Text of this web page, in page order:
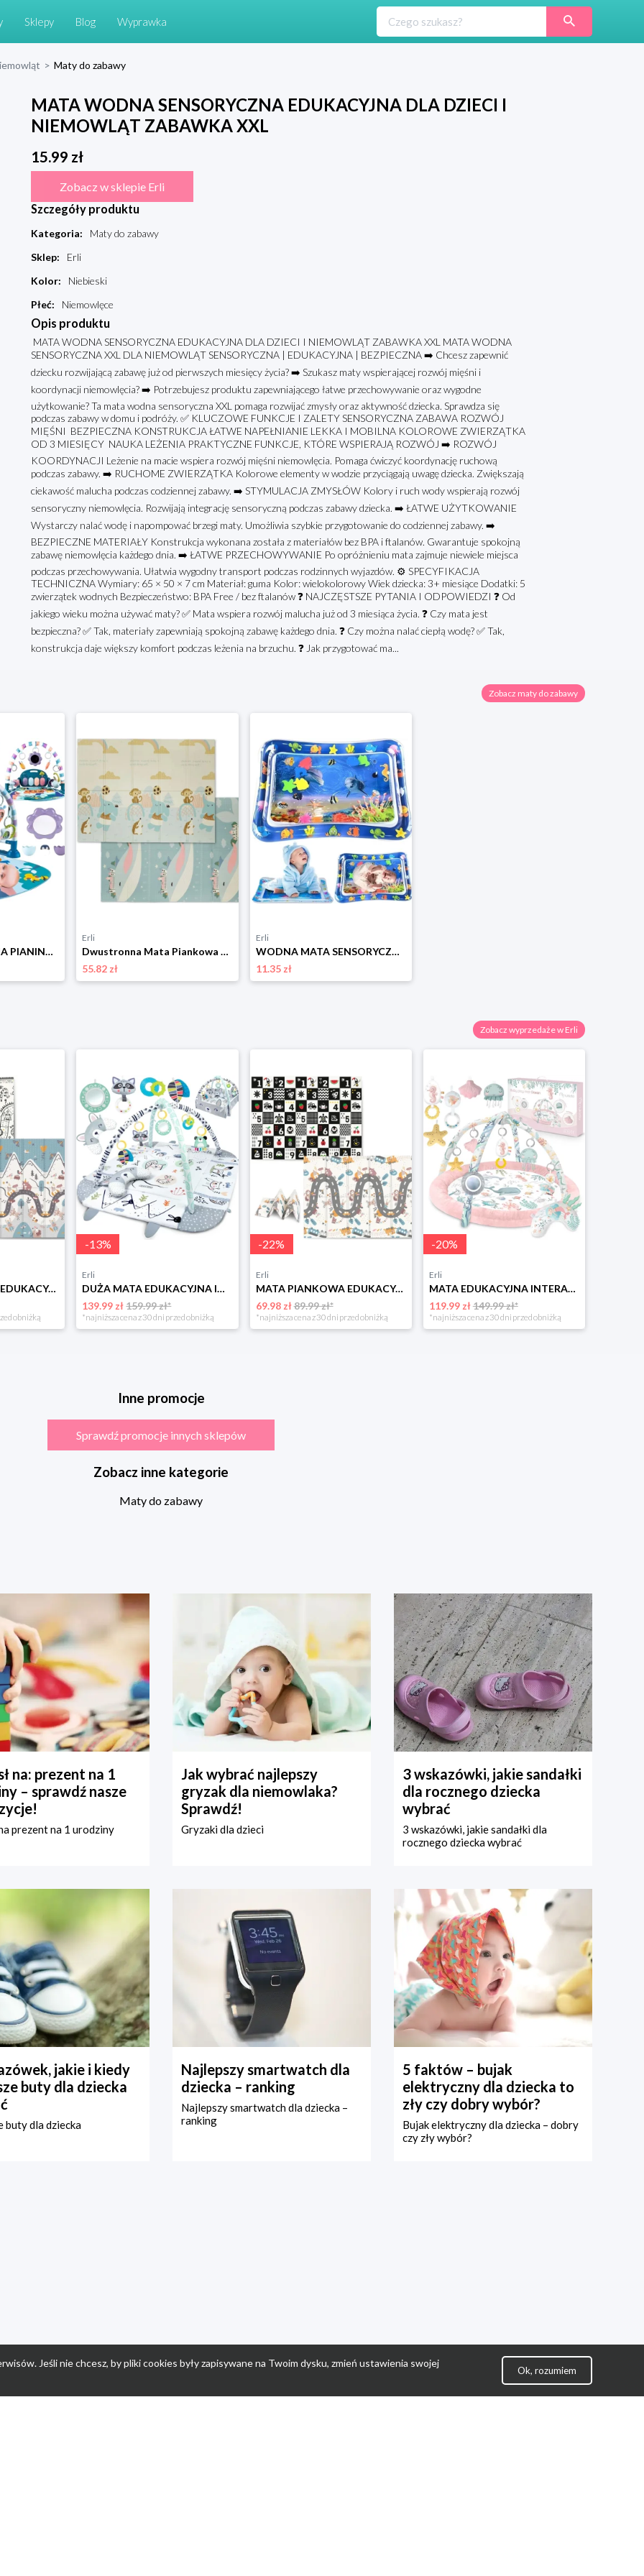
Sklepy Blog Wyprawka
> Maty do zabawy
MATA WODNA SENSORYCZNA EDUKACYJNA DLA DZIECI I
NIEMOWLĄT ZABAWKA XXL
15.99 zł
Zobacz w sklepie Erli
Szczegóły produktu
Kategoria:
Maty do zabawy
Sklep:
Erli
Kolor:
Niebieski
Płeć: Niemowlęce
Opis produktu
MATA WODNA SENSORYCZNA EDUKACYJNA DLA DZIECI I NIEMOWLĄT ZABAWKA XXL MATA WODNA
SENSORYCZNA XXL DLA NIEMOWLĄT SENSORYCZNA | EDUKACYJNA | BEZPIECZNA ➡️ Chcesz zapewnić
dziecku rozwijającą zabawę już od pierwszych miesięcy życia? ➡️ Szukasz maty wspierającej rozwój mięśni i
koordynacji niemowlęcia? ➡️ Potrzebujesz produktu zapewniającego łatwe przechowywanie oraz wygodne
użytkowanie? Ta mata wodna sensoryczna XXL pomaga rozwijać zmysły oraz aktywność dziecka. Sprawdza się
podczas zabawy w domu i podróży. ✅ KLUCZOWE FUNKCJE I ZALETY SENSORYCZNA ZABAWA ROZWÓJ
MIĘŚNI ️ BEZPIECZNA KONSTRUKCJA ŁATWE NAPEŁNIANIE LEKKA I MOBILNA KOLOROWE ZWIERZĄTKA
OD 3 MIESIĘCY ️ NAUKA LEŻENIA PRAKTYCZNE FUNKCJE, KTÓRE WSPIERAJĄ ROZWÓJ ➡️ ROZWÓJ
KOORDYNACJI Leżenie na macie wspiera rozwój mięśni niemowlęcia. Pomaga ćwiczyć koordynację ruchową
podczas zabawy. ➡️ RUCHOME ZWIERZĄTKA Kolorowe elementy w wodzie przyciągają uwagę dziecka. Zwiększają
ciekawość malucha podczas codziennej zabawy. ➡️ STYMULACJA ZMYSŁÓW Kolory i ruch wody wspierają rozwój
sensoryczny niemowlęcia. Rozwijają integrację sensoryczną podczas zabawy dziecka. ➡️ ŁATWE UŻYTKOWANIE
Wystarczy nalać wodę i napompować brzegi maty. Umożliwia szybkie przygotowanie do codziennej zabawy. ➡️
BEZPIECZNE MATERIAŁY Konstrukcja wykonana została z materiałów bez BPA i ftalanów. Gwarantuje spokojną
zabawę niemowlęcia każdego dnia. ➡️ ŁATWE PRZECHOWYWANIE Po opróżnieniu mata zajmuje niewiele miejsca
podczas przechowywania. Ułatwia wygodny transport podczas rodzinnych wyjazdów. ⚙️ SPECYFIKACJA
TECHNICZNA Wymiary: 65 × 50 × 7 cm Materiał: guma Kolor: wielokolorowy Wiek dziecka: 3+ miesiące Dodatki: 5
zwierzątek wodnych Bezpieczeństwo: BPA Free / bez ftalanów ❓ NAJCZĘSTSZE PYTANIA I ODPOWIEDZI ❓ Od
jakiego wieku można używać maty? ✅ Mata wspiera rozwój malucha już od 3 miesiąca życia. ❓ Czy mata jest
bezpieczna? ✅ Tak, materiały zapewniają spokojną zabawę każdego dnia. ❓ Czy można nalać ciepłą wodę? ✅ Tak,
konstrukcja daje większy komfort podczas leżenia na brzuchu. ❓ Jak przygotować ma...
Zobacz maty do zabawy
MATA EDUKACYJNA PIANINO GRZECHOTKI INTERAKTYWNA DLA DZIECI NIEMOWLĄT 0+
Erli
Dwustronna Mata Piankowa Duża 180x120cm Bogato Zdobiona Składana Gruba 1cm
55.82 zł
Erli
WODNA MATA SENSORYCZNA DMUCHANA DLA NIEMOWLĄT DZIECI EDUKACYNA KOLOROWA XXL
11.35 zł
Zobacz wyprzedaże w Erli
MATA PIANKOWA EDUKACYJNA SKŁADANA DLA DZIECI DUŻA 180x200 PIANKA XPE NUKIDO
obniżką
-13%
Erli
DUŻA MATA EDUKACYJNA INTERAKTYWNA DLA DZIECI RICOKIDS SZARA z PODUSZKĄ
139.99 zł159.99 zł*
*najniższa cena z 30 dni przed obniżką
-22%
Erli
MATA PIANKOWA EDUKACYJNA SKŁADANA DLA DZIECI DUŻA 150x200 DWUSTRONNA NUKIDO
69.98 zł89.99 zł*
*najniższa cena z 30 dni przed obniżką
-20%
Erli
MATA EDUKACYJNA INTERAKTYWNA DLA NIEMOWLĄT KOKON KOJEC GNIAZDO NUKIDO
119.99 zł149.99 zł*
*najniższa cena z 30 dni przed obniżką
Inne promocje
Sprawdź promocje innych sklepów
Zobacz inne kategorie
Maty do zabawy
na: prezent na 1
– sprawdź nasze
prezent na 1 urodziny
Jak wybrać najlepszy
gryzak dla niemowlaka?
Sprawdź!
Gryzaki dla dzieci
3 wskazówki, jakie sandałki
dla rocznego dziecka
wybrać
3 wskazówki, jakie sandałki dla
rocznego dziecka wybrać
jakie i kiedy
buty dla dziecka
buty dla dziecka
Najlepszy smartwatch dla
dziecka – ranking
Najlepszy smartwatch dla dziecka –
ranking
5 faktów – bujak
elektryczny dla dziecka to
zły czy dobry wybór?
Bujak elektryczny dla dziecka – dobry
czy zły wybór?
Jeśli nie chcesz, by pliki cookies były zapisywane na Twoim dysku, zmień ustawienia swojej
Ok, rozumiem